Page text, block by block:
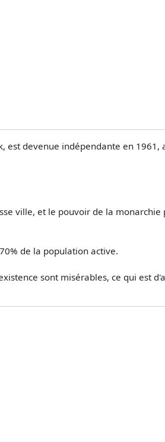
est devenue indépendante en 1961,
ville, et le pouvoir de la monarchie
de la population active.
sont misérables, ce qui est